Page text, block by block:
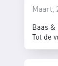
Maart,
Baas &
Tot de